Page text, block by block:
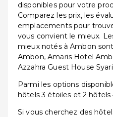
disponibles pour votre
Comparez les prix, les
emplacements pour
vous convient le mieux.
mieux notés à Ambon
Ambon, Amaris Hotel
Azzahra Guest House
Parmi les options
hôtels 3 étoiles et 2 hôtels
Si vous cherchez des